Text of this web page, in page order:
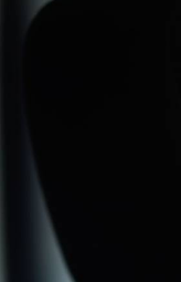
Panneau de gestion